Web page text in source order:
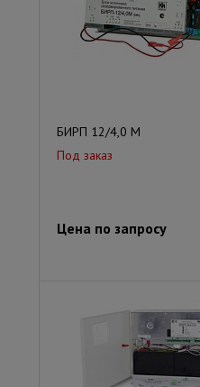
БИРП 12/4,0 М
Под заказ
Цена по запросу